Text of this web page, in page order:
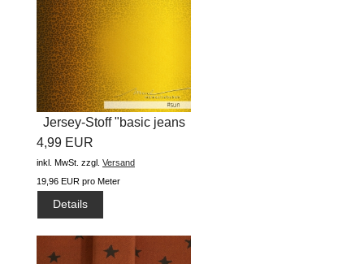
Jersey-Stoff "basic jeans
4,99 EUR
inkl. MwSt. zzgl. Versand
19,96 EUR pro Meter
Details